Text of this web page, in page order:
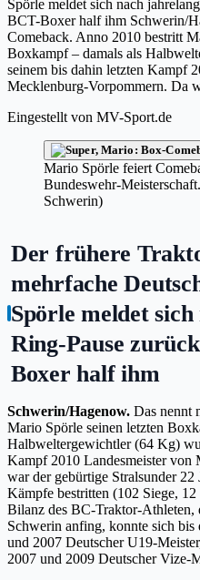
Spörle meldet sich nach
BCT-Boxer half ihm Schwerin/
Comeback. Anno 2010 bestritt
Boxkampf – damals als
seinem bis dahin letzten Kampf
Mecklenburg-Vorpommern. Da
Eingestellt von MV-Sport.de
Mario Spörle feiert
Bundeswehr-
Schwerin)
Der frühere
mehrfache
Spörle meldet
Ring-Pause
Boxer half ihm
Schwerin/Hagenow. Das nennt
Mario Spörle seinen letzten
Halbweltergewichtler (64 Kg)
Kampf 2010 Landesmeister von
war der gebürtige Stralsunder
Kämpfe bestritten (102 Siege,
Bilanz des BC-Traktor-Athleten,
Schwerin anfing, konnte sich bis
und 2007 Deutscher U19-
2007 und 2009 Deutscher Vize-